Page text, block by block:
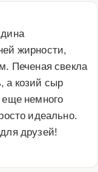
жирности,
Печеная свекла
а козий сыр
немного
идеально.
друзей!